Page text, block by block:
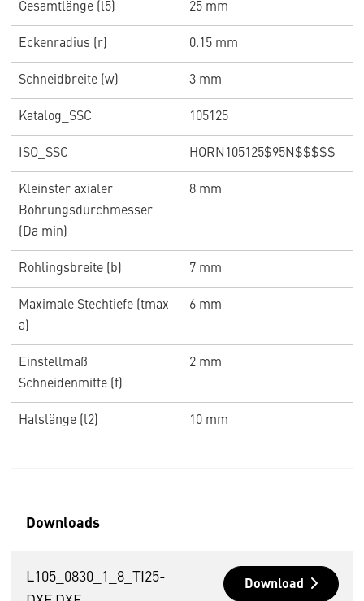
Gesamtlänge (l5) 25 mm
Eckenradius (r) 0.15 mm
Schneidbreite (w) 3 mm
Katalog_SSC 105125
ISO_SSC HORN105125$95N$$$$$
Kleinster axialer
Bohrungsdurchmesser
(Da min)
8 mm
Rohlingsbreite (b) 7 mm
Maximale Stechtiefe (tmax
a)
6 mm
Einstellmaß
Schneidenmitte (f)
2 mm
Halslänge (l2) 10 mm
Downloads
L105_0830_1_8_TI25-
Download